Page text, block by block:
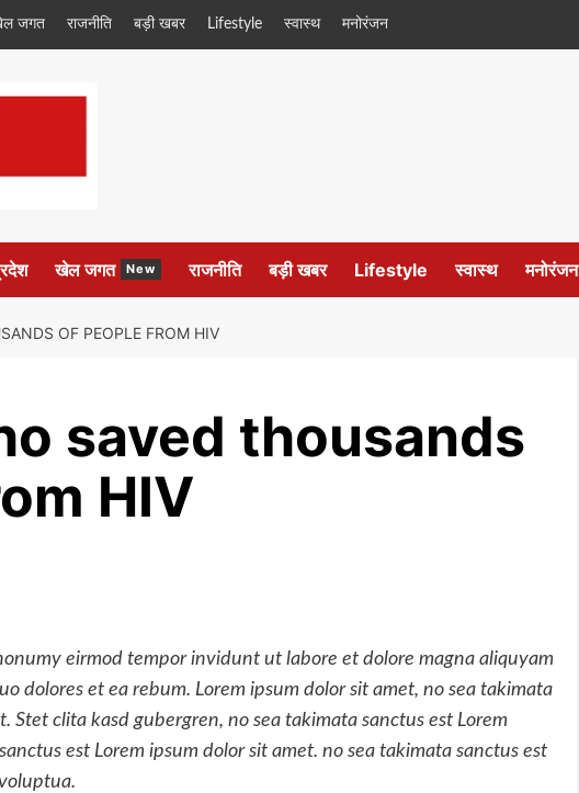
जगत राजनीति बड़ी खबर Lifestyle स्वास्थ मनोरंजन
खेल जगत New राजनीति बड़ी खबर Lifestyle स्वास्थ मनोरंजन
OF PEOPLE FROM HIV
saved thousands
HIV
eirmod tempor invidunt ut labore et dolore magna aliquyam
dolores et ea rebum. Lorem ipsum dolor sit amet, no sea takimata
Stet clita kasd gubergren, no sea takimata sanctus est Lorem
est Lorem ipsum dolor sit amet. no sea takimata sanctus est